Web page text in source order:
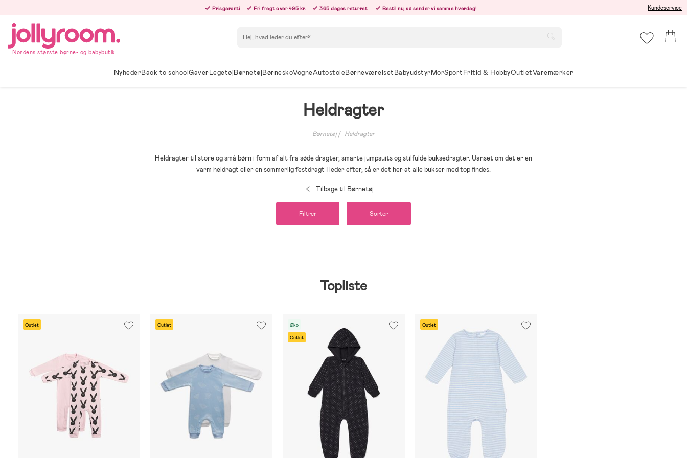
innehållet
Prisgaranti Fri fragt over 495 kr. 365 dages returret Bestil nu, så sender vi samme hverdag! Kundeservice
Nordens største børne- og babybutik
NyhederBack to schoolGaverLegetøjBørnetøjBørneskoVogneAutostoleBørneværelsetBabyudstyrMorSportFritid & HobbyOutletVaremærker
Heldragter
Børnetøj Heldragter
Heldragter til store og små børn i form af alt fra søde dragter, smarte jumpsuits og stilfulde buksedragter. Uanset om det er en
varm heldragt eller en sommerlig festdragt I leder efter, så er det her at alle bukser med top findes.
Tilbage til Børnetøj
Filtrer Sorter
Topliste
Outlet Outlet Øko
Outlet
Outlet